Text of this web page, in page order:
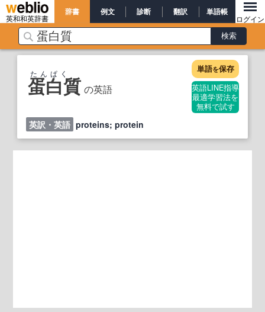
英和和英辞書
辞書 例文 診断 翻訳 単語帳
ログイン
蛋白質 の英語
たんぱく 単語を保存
英語LINE指導
最適学習法を
無料で試す
英訳・英語 proteins; protein